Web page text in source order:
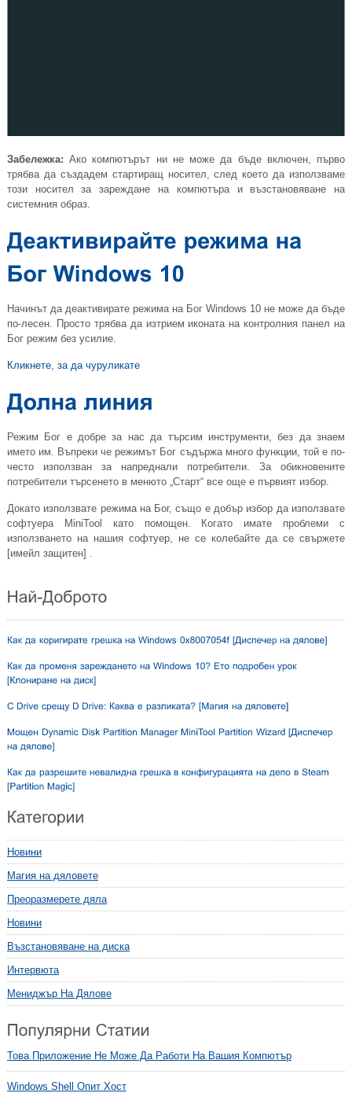
Забележка: Ако компютърът ни не може да бъде включен, първо
трябва да създадем стартиращ носител, след което да използваме
този носител за зареждане на компютъра и възстановяване на
системния образ.
Начинът да деактивирате режима на Бог Windows 10 не може да бъде
по-лесен. Просто трябва да изтрием иконата на контролния панел на
Бог режим без усилие.
Кликнете, за да чуруликате
Режим Бог е добре за нас да търсим инструменти, без да знаем
името им. Въпреки че режимът Бог съдържа много функции, той е по-
често използван за напреднали потребители. За обикновените
потребители търсенето в менюто „Старт“ все още е първият избор.
Докато използвате режима на Бог, също е добър избор да използвате
софтуера MiniTool като помощен. Когато имате проблеми с
използването на нашия софтуер, не се колебайте да се свържете
[имейл защитен] .
Новини
Магия на дяловете
Преоразмерете дяла
Новини
Възстановяване на диска
Интервюта
Мениджър На Дялове
Това Приложение Не Може Да Работи На Вашия Компютър
Windows Shell Опит Хост